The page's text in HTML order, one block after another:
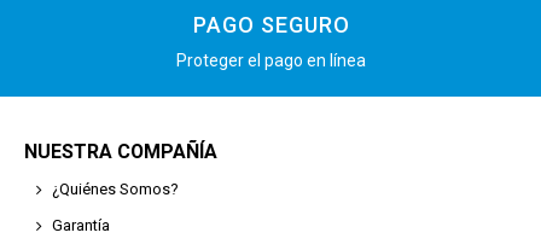
PAGO SEGURO
Proteger el pago en línea
NUESTRA COMPAÑÍA
¿Quiénes Somos?
Garantía